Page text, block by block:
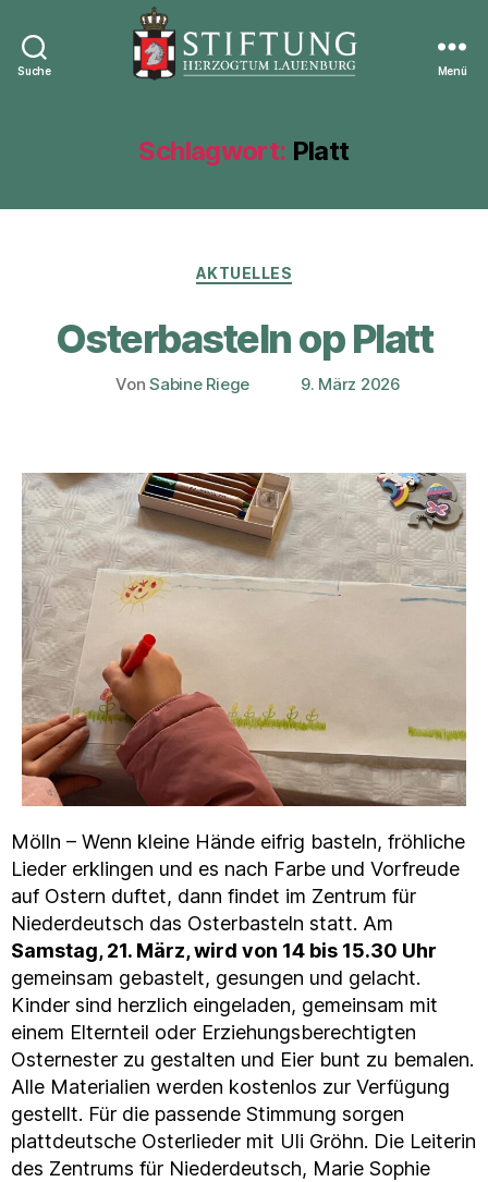
Suche
Lauenburg
Menü
Schlagwort: Platt
Kategorien
AKTUELLES
Osterbasteln op Platt
Beitragsautor
VonSabine Riege Veröffentlichungsdatum
9. März 2026
Mölln – Wenn kleine Hände eifrig basteln, fröhliche
Lieder erklingen und es nach Farbe und Vorfreude
auf Ostern duftet, dann findet im Zentrum für
Niederdeutsch das Osterbasteln statt. Am
Samstag, 21. März, wird von 14 bis 15.30 Uhr
gemeinsam gebastelt, gesungen und gelacht.
Kinder sind herzlich eingeladen, gemeinsam mit
einem Elternteil oder Erziehungsberechtigten
Osternester zu gestalten und Eier bunt zu bemalen.
Alle Materialien werden kostenlos zur Verfügung
gestellt. Für die passende Stimmung sorgen
plattdeutsche Osterlieder mit Uli Gröhn. Die Leiterin
des Zentrums für Niederdeutsch, Marie Sophie